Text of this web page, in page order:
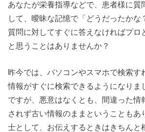
あなたが栄養指導などで、患者様に質
して、曖昧な記憶で「どうだったかな
質問に対してすぐに答えなければプロ
と思うことはありませんか？
昨今では、パソコンやスマホで検索す
情報がすぐに検索できるようになりま
ですが、悪意はなくとも、間違った情
されず古い情報のままということもあ
士として、お伝えするときはきちんと